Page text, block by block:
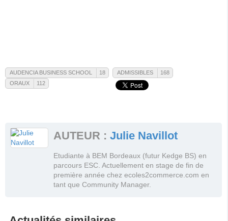
AUDENCIA BUSINESS SCHOOL 18
Voir toutes les actualités de cette
école
Voir tous les messages du forum
ADMISSIBLES 168
ORAUX 112
Voir toutes les actualités de ce tag
Voir tous les messages du forum
AUTEUR : Julie Navillot
Etudiante à BEM Bordeaux (futur Kedge BS) en
parcours ESC. Actuellement en stage de fin de
première année chez ecoles2commerce.com en
tant que Community Manager.